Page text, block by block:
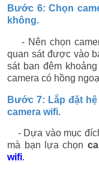
Bước 6: Chọn
không.
- Nên chọn
quan sát được vào
sát ban đêm
camera có hồng
Bước 7: Lắp đặt
camera wifi.
- Dựa vào mục
mà bạn lựa chọn
wifi.